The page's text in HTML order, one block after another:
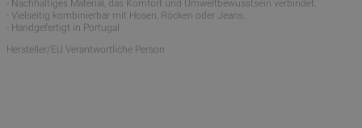
- Nachhaltiges Material, das Komfort und Umweltbewusstsein verbindet.
- Vielseitig kombinierbar mit Hosen, Röcken oder Jeans.
- Handgefertigt in Portugal
Hersteller/EU Verantwortliche Person